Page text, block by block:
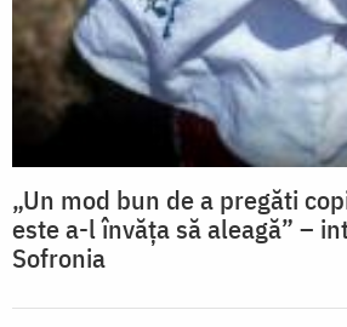
„Un mod bun de a pregăti
este a-l învăța să aleagă” –
Sofronia